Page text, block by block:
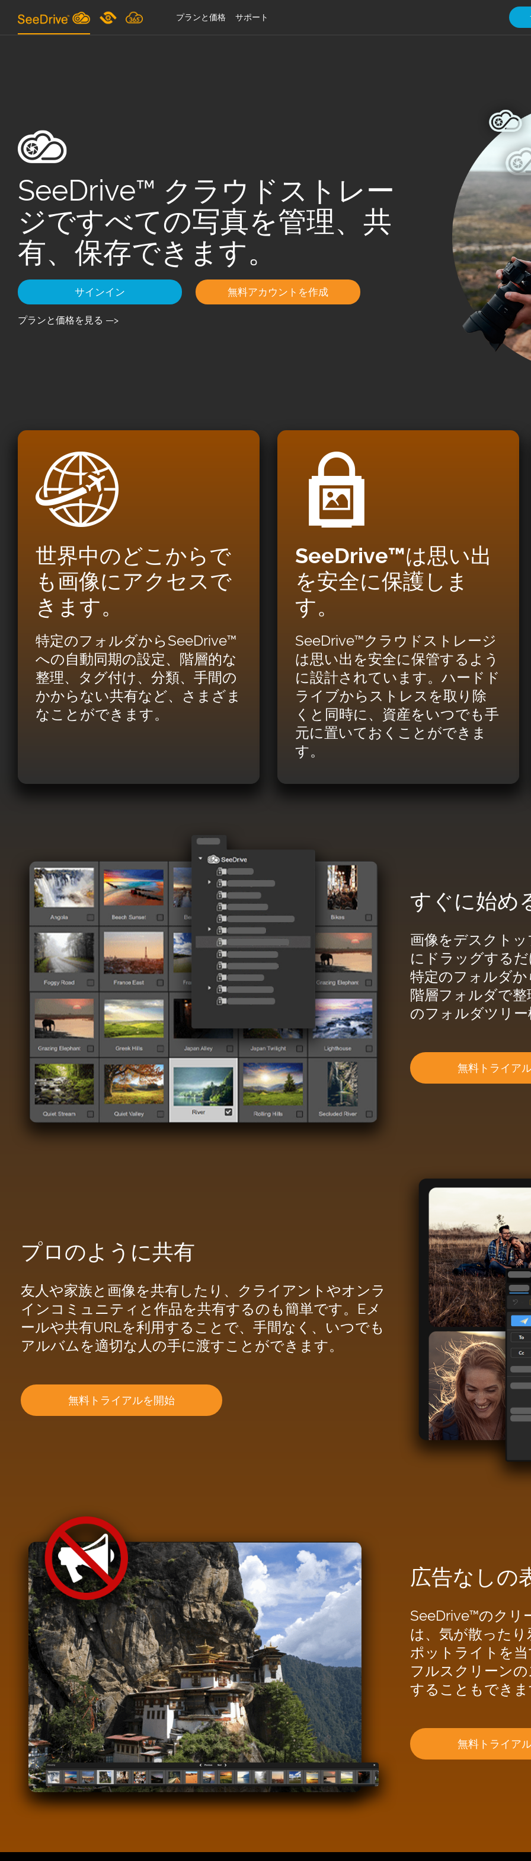
プランと価格 サポート
SeeDrive™ クラウドストレー
ジですべての写真を管理、共
有、保存できます。
サインイン 無料アカウントを作成
プランと価格を見る —>
世界中のどこからで
も画像にアクセスで
きます。
特定のフォルダからSeeDrive™
への自動同期の設定、階層的な
整理、タグ付け、分類、手間の
かからない共有など、さまざま
なことができます。
SeeDrive™は思い出
を安全に保護しま
す。
SeeDrive™クラウドストレージ
は思い出を安全に保管するよう
に設計されています。ハードド
ライブからストレスを取り除
くと同時に、資産をいつでも手
元に置いておくことができま
す。
すぐに始め
画像をデスクト
にドラッグする
特定のフォルダ
階層フォルダで
のフォルダツリ
無料トライア
プロのように共有
友人や家族と画像を共有したり、クライアントやオンラ
インコミュニティと作品を共有するのも簡単です。Eメ
ールや共有URLを利用することで、手間なく、いつでも
アルバムを適切な人の手に渡すことができます。
無料トライアルを開始
広告なしの
SeeDrive™のクリ
は、気が散った
ポットライトを
フルスクリーン
することもでき
無料トライア